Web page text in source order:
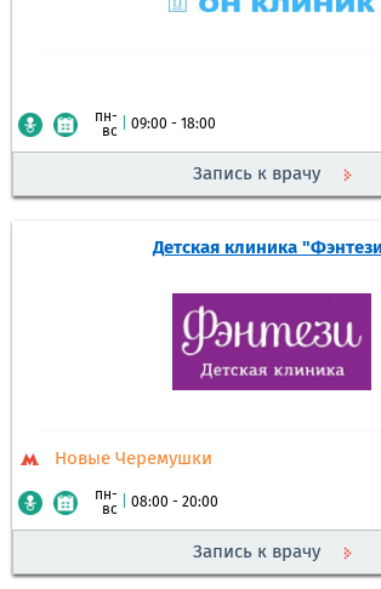
пн-
вс
09:00 - 18:00
Запись к врачу
Детская клиника
Новые Черемушки
пн-
вс
08:00 - 20:00
Запись к врачу